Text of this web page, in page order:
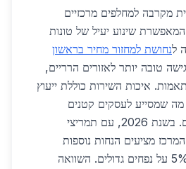
מקרבה למחלפים מרכזיים
שינוע יעיל של טונות
לנחושת למחזור מחיר בראשון
טובה יותר לאזורים הרריים,
איכות השירות כוללת ייעוץ
שמסייע לעסקים קטנים
ובינוניים למקסם רווחים. בשנת 2026, עם תמריצי
מציעים הנחות נוספות
ללקוחות קבועים, עד 5% על נפחים גדולים. השוואה